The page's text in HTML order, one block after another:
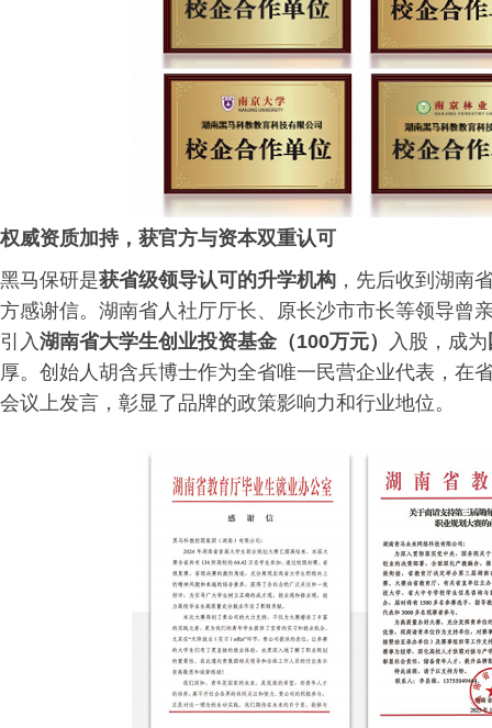
权威资质加持，获官方与资本双重认可
黑马保研是获省级领导认可的升学机构 ，先后收到湖南
方感谢信。湖南省人社厅厅长、原长沙市市长等领导曾
引入湖南省大学生创业投资基金（100万元） 入股，成为
厚。创始人胡含兵博士作为全省唯一民营企业代表，在
会议上发言，彰显了品牌的政策影响力和行业地位。